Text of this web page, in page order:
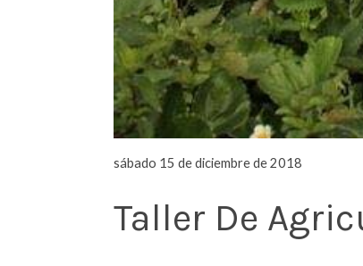
sábado 15 de diciembre de 2018
Taller De